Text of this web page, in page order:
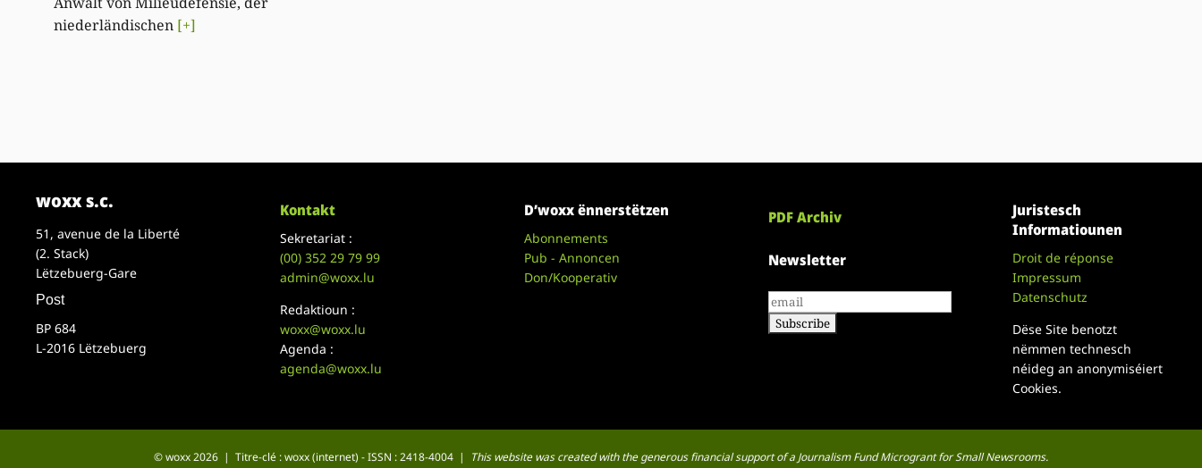
niederländischen [+]
woxx s.c.
51, avenue de la Liberté
(2. Stack)
Lëtzebuerg-Gare
Post
BP 684
L-2016 Lëtzebuerg
Kontakt
Sekretariat :
(00)352 29 79 99
admin@woxx.lu
Redaktioun :
woxx@woxx.lu
Agenda :
agenda@woxx.lu
D’woxx ënnerstëtzen
Abonnements
Pub - Annoncen
Don/Kooperativ
PDF Archiv
Newsletter
Juristesch
Informatiounen
Droit de réponse
Impressum
Datenschutz
Dëse Site benotzt
nëmmen technesch
néideg an anonymiséiert
Cookies.
© woxx 2026 | Titre-clé : woxx (internet) - ISSN : 2418-4004 | This website was created with the generous financial support of a Journalism Fund Microgrant for Small Newsrooms.